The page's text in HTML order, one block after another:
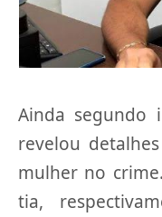
Ainda segundo
revelou
mulher no
tia,